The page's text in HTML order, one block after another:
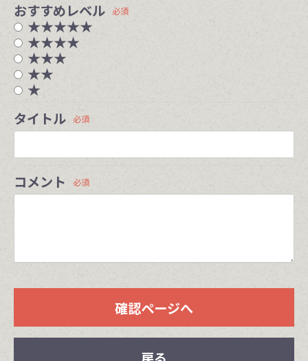
おすすめレベル
必須
★★★★★
★★★★
★★★
★★
★
タイトル
必須
コメント 必須
確認ページへ